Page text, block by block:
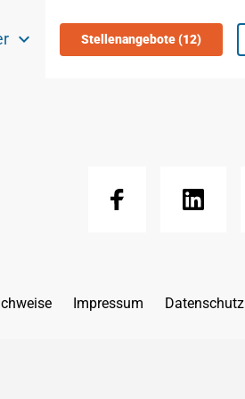
Stellenangebote (12)
Impressum Datenschutz